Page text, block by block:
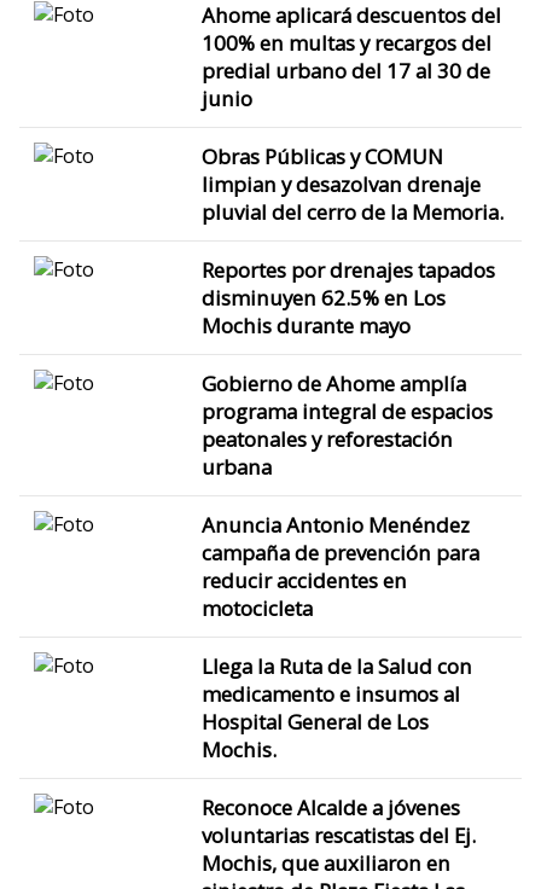
Ahome aplicará descuentos del
100% en multas y recargos del
predial urbano del 17 al 30 de
junio
Obras Públicas y COMUN
limpian y desazolvan drenaje
pluvial del cerro de la Memoria.
Reportes por drenajes tapados
disminuyen 62.5% en Los
Mochis durante mayo
Gobierno de Ahome amplía
programa integral de espacios
peatonales y reforestación
urbana
Anuncia Antonio Menéndez
campaña de prevención para
reducir accidentes en
motocicleta
Llega la Ruta de la Salud con
medicamento e insumos al
Hospital General de Los
Mochis.
Reconoce Alcalde a jóvenes
voluntarias rescatistas del Ej.
Mochis, que auxiliaron en